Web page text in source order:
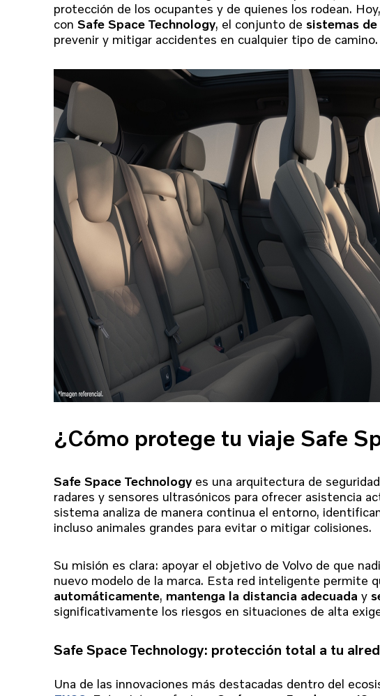
protección de los ocupantes y de quienes los rodean.
conSafe Space Technology, el conjunto desistemas de
prevenir y mitigar accidentes en cualquier tipo de camino.
¿Cómo protege tu viaje Safe
Safe Space Technology es una arquitectura de
radares y sensores ultrasónicos para ofrecer asistencia
sistema analiza de manera continua el entorno,
incluso animales grandes para evitar o mitigar colisiones.
Su misión es clara: apoyar el objetivo de Volvo de que
nuevo modelo de la marca. Esta red inteligente permite
automáticamente, mantenga la distancia adecuada y
significativamente los riesgos en situaciones de alta
Safe Space Technology: protección total a tu
Una de las innovaciones más destacadas dentro del